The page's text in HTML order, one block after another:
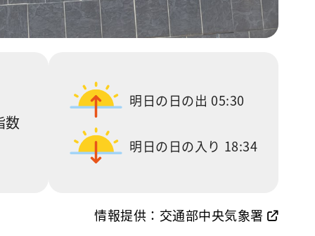
数
明日の日の出 05:30
明日の日の入り 18:34
情報提供：交通部中央気象署